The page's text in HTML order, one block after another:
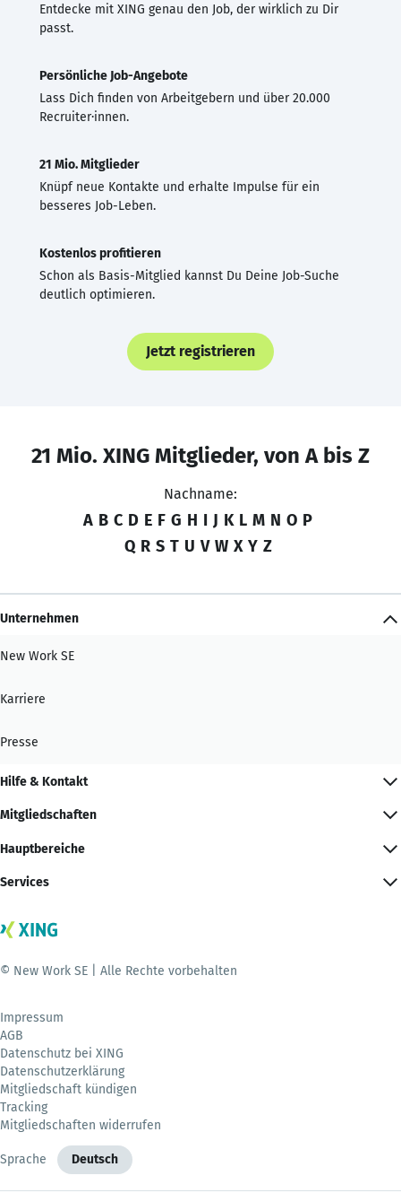
Entdecke mit XING genau den Job, der wirklich zu Dir
passt.
Persönliche Job-Angebote
Lass Dich finden von Arbeitgebern und über 20.000
Recruiter·innen.
21 Mio. Mitglieder
Knüpf neue Kontakte und erhalte Impulse für ein
besseres Job-Leben.
Kostenlos profitieren
Schon als Basis-Mitglied kannst Du Deine Job-Suche
deutlich optimieren.
Jetzt registrieren
21 Mio. XING Mitglieder, von A bis Z
Nachname:
A B C D E F G H I J K L M N O P
Q R S T U V W X Y Z
Unternehmen
New Work SE
Karriere
Presse
Hilfe & Kontakt
Mitgliedschaften
Hauptbereiche
Services
© New Work SE | Alle Rechte vorbehalten
Impressum
AGB
Datenschutz bei XING
Datenschutzerklärung
Mitgliedschaft kündigen
Tracking
Mitgliedschaften widerrufen
Sprache Deutsch